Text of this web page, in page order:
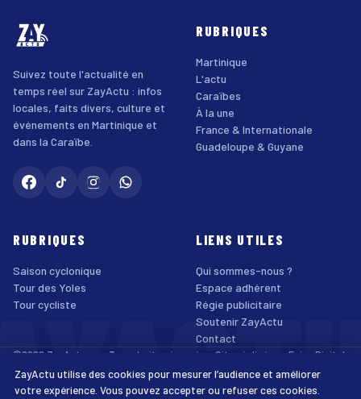
Suivez toute l'actualité en
temps réel sur ZayActu : infos
locales, faits divers, culture et
événements en Martinique et
dans la Caraïbe.
RUBRIQUES
Martinique
L'actu
Caraïbes
À la une
France & Internationale
Guadeloupe & Guyane
RUBRIQUES
Saison cyclonique
Tour des Yoles
Tour cycliste
LIENS UTILES
Qui sommes-nous ?
Espace adhérent
Régie publicitaire
Soutenir ZayActu
Contact
©2026 ZayActu.org. Tous droits réservés. · Site réalisé par Enjoy Digital
Agency
Mentions légales
Confidentialité Cookies Accessibilité
ZayActu utilise des cookies pour mesurer l’audience et améliorer
votre expérience. Vous pouvez accepter ou refuser ces cookies.